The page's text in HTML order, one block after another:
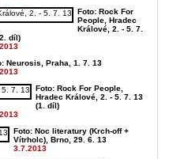
Foto: Rock For
People, Hradec
Králové, 2. - 5. 7.
díl)
Neurosis, Praha, 1. 7. 13
Foto: Rock For People,
Hradec Králové, 2. - 5. 7. 13
(1. díl)
Foto: Noc literatury (Krch-off +
Vítrholc), Brno, 29. 6. 13
3.7.2013